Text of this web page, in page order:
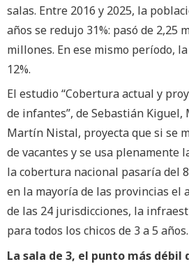
salas. Entre 2016 y 2025, la
años se redujo 31%: pasó de 2,25
millones. En ese mismo período,
12%.
El estudio “Cobertura actual y
de infantes”, de Sebastián Kiguel,
Martín Nistal, proyecta que si se
de vacantes y se usa plenamente
la cobertura nacional pasaría del
en la mayoría de las provincias el
de las 24 jurisdicciones, la
para todos los chicos de 3 a 5 años.
La sala de 3, el punto más débil